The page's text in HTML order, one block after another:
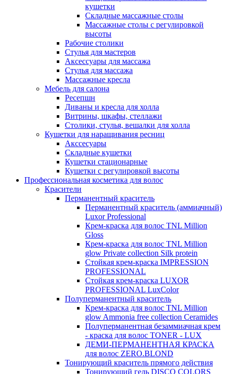
кушетки
Складные массажные столы
Массажные столы с регулировкой
высоты
Рабочие столики
Стулья для мастеров
Аксессуары для массажа
Стулья для массажа
Массажные кресла
Мебель для салона
Ресепшн
Диваны и кресла для холла
Витрины, шкафы, стеллажи
Столики, стулья, вешалки для холла
Кушетки для наращивания ресниц
Акссесуары
Складные кушетки
Кушетки стационарные
Кушетки с регулировкой высоты
Профессиональная косметика для волос
Красители
Перманентный краситель
Перманентный краситель (аммиачный)
Luxor Professional
Крем-краска для волос TNL Million
Gloss
Крем-краска для волос TNL Million
glow Private collection Silk protein
Стойкая крем-краска IMPRESSION
PROFESSIONAL
Стойкая крем-краска LUXOR
PROFESSIONAL LuxColor
Полуперманентный краситель
Крем-краска для волос TNL Million
glow Ammonia free collection Ceramides
Полуперманентная безаммиачная крем
- краска для волос TONER - LUX
ДЕМИ-ПЕРМАНЕНТНАЯ КРАСКА
для волос ZERO.BLOND
Тонирующий краситель прямого действия
Тонирующий гель DISCO COLORS